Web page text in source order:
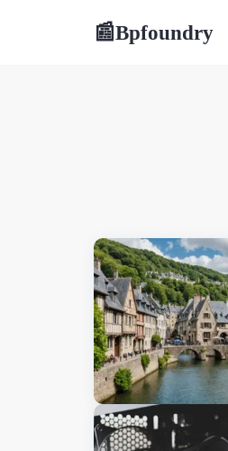
📰Bpfoundry